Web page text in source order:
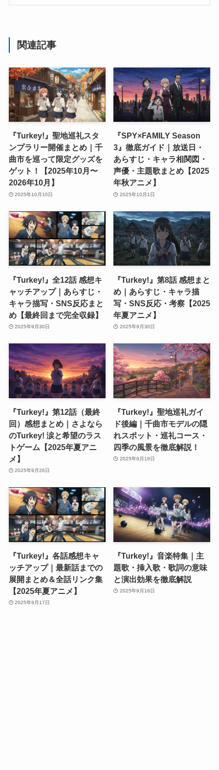
関連記事
『Turkey!』聖地巡礼スタ
ンプラリー開催まとめ｜千
曲市を巡って限定グッズを
ゲット！【2025年10月〜
2026年10月】
2025年10月10日
『SPY×FAMILY Season
3』徹底ガイド｜放送日・
あらすじ・キャラ相関図・
声優・主題歌まとめ【2025
年秋アニメ】
2025年10月1日
『Turkey!』全12話 感想キ
ャッチアップ｜あらすじ・
キャラ描写・SNS反応まと
め【最終回まで完全収録】
2025年9月30日
『Turkey!』第8話 感想まと
め｜あらすじ・キャラ描
写・SNS反応・考察【2025
年夏アニメ】
2025年9月30日
『Turkey!』第12話（最終
回）感想まとめ｜さよなら
のTurkey! 涙と希望のラス
トゲーム【2025年夏アニ
メ】
2025年9月26日
『Turkey!』聖地巡礼ガイ
ド後編｜千曲市モデルの隠
れスポット・巡礼コース・
四季の風景を徹底解説！
2025年9月18日
『Turkey!』各話感想キャ
ッチアップ｜最新話までの
展開まとめ＆全話リンク集
【2025年夏アニメ】
2025年9月17日
『Turkey!』音楽特集｜主
題歌・挿入歌・歌詞の意味
と演出効果を徹底解説
2025年9月16日